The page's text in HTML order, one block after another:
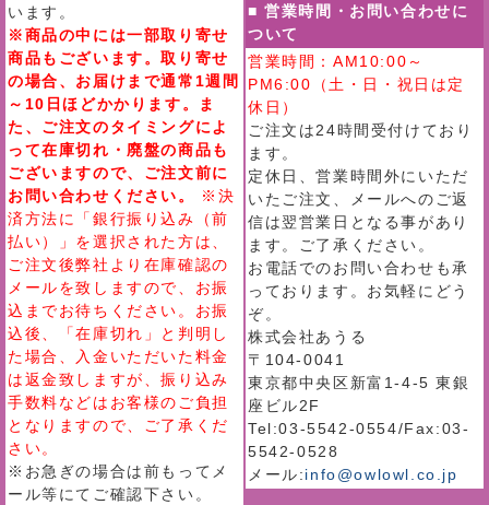
います。
※商品の中には一部取り寄せ
商品もございます。取り寄せ
の場合、お届けまで通常1週間
～10日ほどかかります。ま
た、ご注文のタイミングによ
って在庫切れ・廃盤の商品も
ございますので、ご注文前に
お問い合わせください。
※決
済方法に「銀行振り込み（前
払い）」を選択された方は、
ご注文後弊社より在庫確認の
メールを致しますので、お振
込までお待ちください。お振
込後、「在庫切れ」と判明し
た場合、入金いただいた料金
は返金致しますが、振り込み
手数料などはお客様のご負担
となりますので、ご了承くだ
さい。
※お急ぎの場合は前もってメ
ール等にてご確認下さい。
■ 営業時間・お問い合わせに
ついて
営業時間：AM10:00～
PM6:00（土・日・祝日は定
休日）
ご注文は24時間受付けており
ます。
定休日、営業時間外にいただ
いたご注文、メールへのご返
信は翌営業日となる事があり
ます。ご了承ください。
お電話でのお問い合わせも承
っております。お気軽にどう
ぞ。
株式会社あうる
〒104-0041
東京都中央区新富1-4-5 東銀
座ビル2F
Tel:03-5542-0554/Fax:03-
5542-0528
メール:info@owlowl.co.jp